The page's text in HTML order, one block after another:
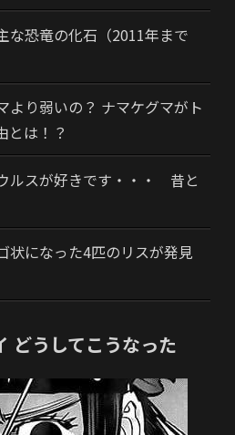
な恐竜の化石（2011年まで
より弱いの？ ナマケグマがト
とは！？
ルスが好きです・・・ 昔と
状になった4匹のリスが発見
どうしてこうなった